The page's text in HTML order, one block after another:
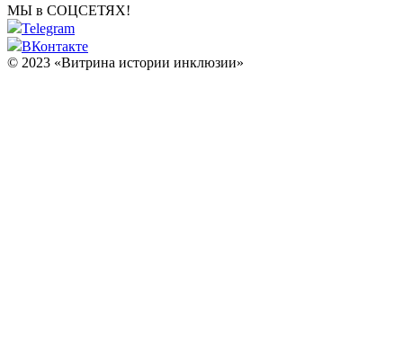
МЫ в СОЦСЕТЯХ!
Telegram
ВКонтакте
© 2023 «Витрина истории инклюзии»